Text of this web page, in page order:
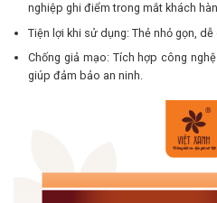
nghiệp ghi điểm trong mắt khách
Tiện lợi khi sử dụng: Thẻ nhỏ gọn,
Chống giả mạo: Tích hợp công
giúp đảm bảo an ninh.